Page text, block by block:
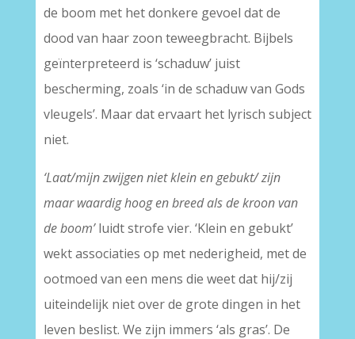
de boom met het donkere gevoel dat de
dood van haar zoon teweegbracht. Bijbels
geïnterpreteerd is ‘schaduw’ juist
bescherming, zoals ‘in de schaduw van Gods
vleugels’. Maar dat ervaart het lyrisch subject
niet.
‘Laat/mijn zwijgen niet klein en gebukt/ zijn
maar waardig hoog en breed als de kroon van
de boom’luidt strofe vier. ‘Klein en gebukt’
wekt associaties op met nederigheid, met de
ootmoed van een mens die weet dat hij/zij
uiteindelijk niet over de grote dingen in het
leven beslist. We zijn immers ‘als gras’. De